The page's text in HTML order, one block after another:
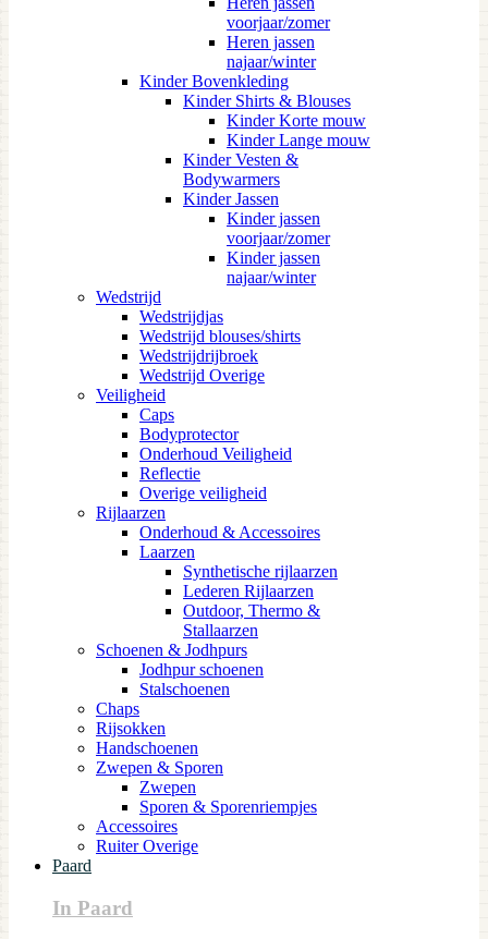
voorjaar/zomer
Heren jassen
najaar/winter
Kinder Bovenkleding
Kinder Shirts & Blouses
Kinder Korte mouw
Kinder Lange mouw
Kinder Vesten &
Bodywarmers
Kinder Jassen
Kinder jassen
voorjaar/zomer
Kinder jassen
najaar/winter
Wedstrijd
Wedstrijdjas
Wedstrijd blouses/shirts
Wedstrijdrijbroek
Wedstrijd Overige
Veiligheid
Caps
Bodyprotector
Onderhoud Veiligheid
Reflectie
Overige veiligheid
Rijlaarzen
Onderhoud & Accessoires
Laarzen
Synthetische rijlaarzen
Lederen Rijlaarzen
Outdoor, Thermo &
Stallaarzen
Schoenen & Jodhpurs
Jodhpur schoenen
Stalschoenen
Chaps
Rijsokken
Handschoenen
Zwepen & Sporen
Zwepen
Sporen & Sporenriempjes
Accessoires
Ruiter Overige
Paard
In Paard